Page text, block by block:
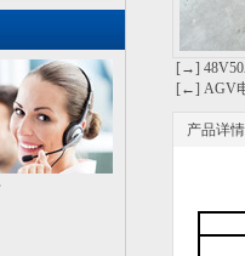
[→]
[←] AGV
产品详情